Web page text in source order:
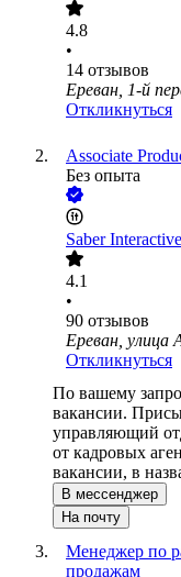
4.8
•
14 отзывов
Ереван, 1-й
Откликнуться
Associate
Без опыта
Saber Interactive
4.1
•
90 отзывов
Ереван, улица
Откликнуться
По вашему
вакансии.
управляющий
от кадровых
вакансии, в
В мессенджер
На почту
Менеджер по
продажам